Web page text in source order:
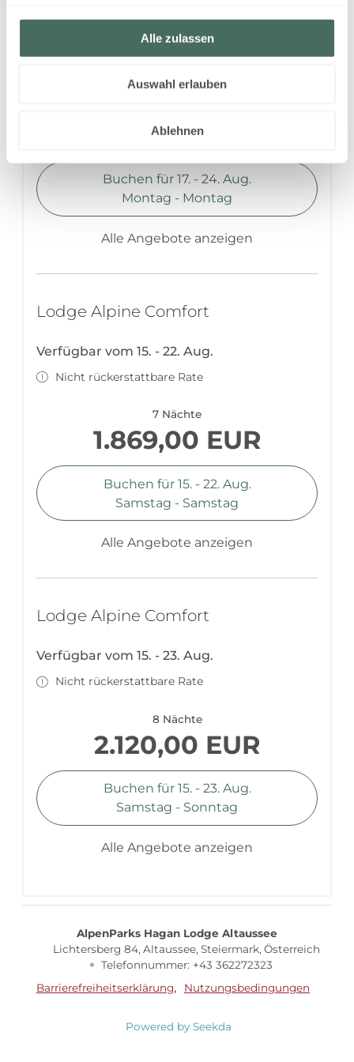
Alle zulassen
Auswahl erlauben
Ablehnen
Verfügbar vom 17. - 24. Aug.
1.843,00 EUR
Buchen für 17. - 24. Aug.
Montag - Montag
Alle Angebote anzeigen
Lodge Alpine Comfort
Verfügbar vom 15. - 22. Aug.
Nicht rückerstattbare Rate
7 Nächte
1.869,00 EUR
Buchen für 15. - 22. Aug.
Samstag - Samstag
Alle Angebote anzeigen
Lodge Alpine Comfort
Verfügbar vom 15. - 23. Aug.
Nicht rückerstattbare Rate
8 Nächte
2.120,00 EUR
Buchen für 15. - 23. Aug.
Samstag - Sonntag
Alle Angebote anzeigen
AlpenParks Hagan Lodge Altaussee
Lichtersberg 84 Altaussee Steiermark Österreich
Telefonnummer: +43 362272323
Barrierefreiheitserklärung
Nutzungsbedingungen
Powered by Seekda